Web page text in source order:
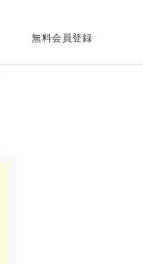
無料会員登録